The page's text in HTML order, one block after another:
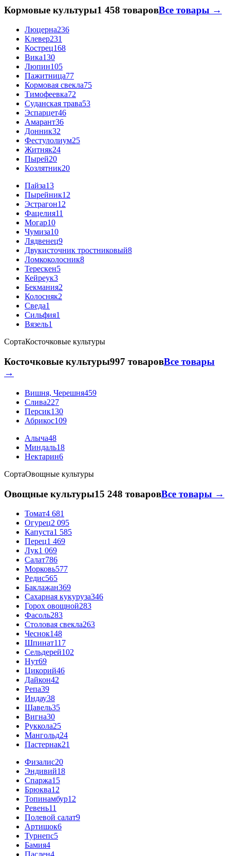
Кормовые культуры1 458 товаровВсе товары →
Люцерна236
Клевер231
Кострец168
Вика130
Люпин105
Пажитница77
Кормовая свекла75
Тимофеевка72
Суданская трава53
Эспарцет46
Амарант36
Донник32
Фестулолиум25
Житняк24
Пырей20
Козлятник20
Пайза13
Пырейник12
Эстрагон12
Фацелия11
Могар10
Чумиза10
Лядвенец9
Двукисточник тростниковый8
Ломкоколосник8
Терескен5
Кейреук3
Бекмания2
Колосняк2
Сведа1
Сильфия1
Вязель1
СортаКосточковые культуры
Косточковые культуры997 товаровВсе товары
→
Вишня, Черешня459
Слива227
Персик130
Абрикос109
Алыча48
Миндаль18
Нектарин6
СортаОвощные культуры
Овощные культуры15 248 товаровВсе товары →
Томат4 681
Огурец2 095
Капуста1 585
Перец1 469
Лук1 069
Салат786
Морковь577
Редис565
Баклажан369
Сахарная кукуруза346
Горох овощной283
Фасоль283
Столовая свекла263
Чеснок148
Шпинат117
Сельдерей102
Нут69
Цикорий46
Дайкон42
Репа39
Индау38
Щавель35
Вигна30
Руккола25
Мангольд24
Пастернак21
Физалис20
Эндивий18
Спаржа15
Брюква12
Топинамбур12
Ревень11
Полевой салат9
Артишок6
Турнепс5
Бамия4